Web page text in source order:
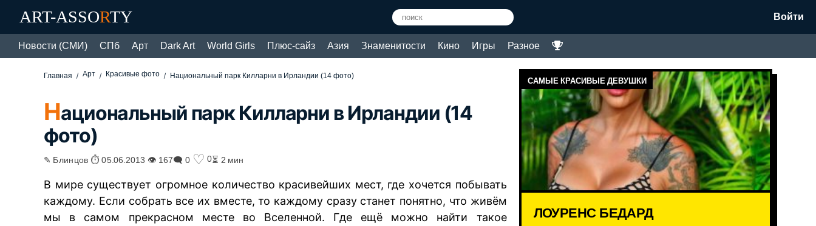
ART-ASSORTY Войти
Новости (СМИ) СПб Арт Dark Art World Girls Плюс-сайз Азия Знаменитости Кино Игры Разное
Главная Арт Красивые фото Национальный парк Килларни в Ирландии (14 фото)
Национальный парк Килларни в Ирландии (14
фото)
✎ Блинцов ⏱ 05.06.2013 👁 167🗨 0 ♡ 0⏳ 2 мин
В мире существует огромное количество красивейших мест, где хочется побывать
каждому. Если собрать все их вместе, то каждому сразу станет понятно, что живём
мы в самом прекрасном месте во Вселенной. Где ещё можно найти такое
САМЫЕ КРАСИВЫЕ ДЕВУШКИ
ЛОУРЕНС БЕДАРД